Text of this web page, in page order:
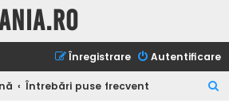
Autentificare
Înregistrare
Întrebări puse frecvent